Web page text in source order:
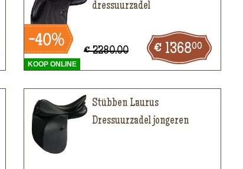
dressuurzadel
€ 2280.00 136800
KOOP ONLINE
Stübben Laurus
Dressuurzadel jongeren